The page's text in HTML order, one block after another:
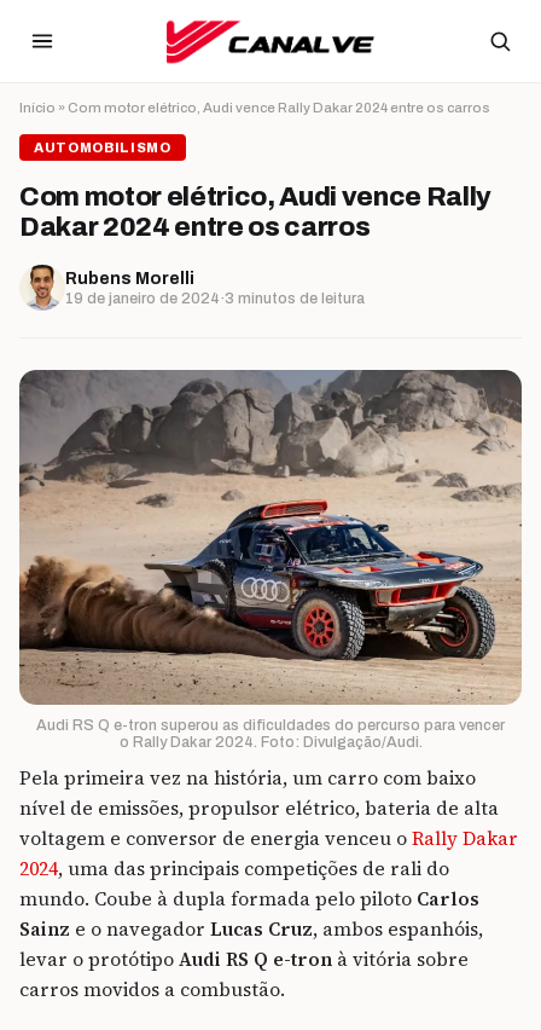
Início » Com motor elétrico, Audi vence Rally Dakar 2024 entre os carros
AUTOMOBILISMO
Com motor elétrico, Audi vence Rally
Dakar 2024 entre os carros
Rubens Morelli
19 de janeiro de 2024·3 minutos de leitura
Audi RS Q e-tron superou as dificuldades do percurso para vencer
o Rally Dakar 2024. Foto: Divulgação/Audi.
Pela primeira vez na história, um carro com baixo
nível de emissões, propulsor elétrico, bateria de alta
voltagem e conversor de energia venceu oRally Dakar
2024, uma das principais competições de rali do
mundo. Coube à dupla formada pelo piloto Carlos
Sainz e o navegador Lucas Cruz, ambos espanhóis,
levar o protótipoAudi RS Q e-tron à vitória sobre
carros movidos a combustão.